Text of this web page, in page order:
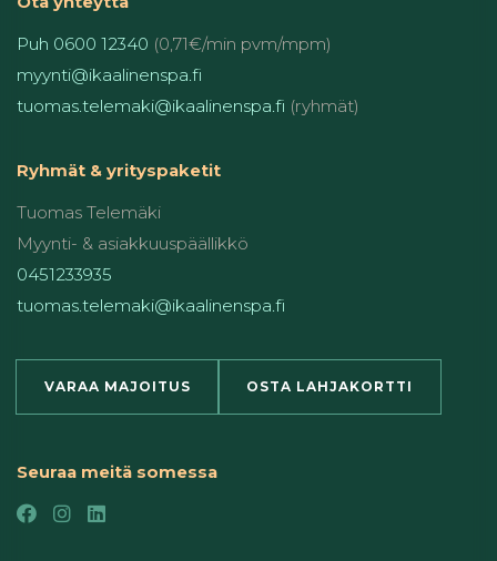
Puh 0600 12340 (0,71€/min pvm/mpm)
myynti@ikaalinenspa.fi
tuomas.telemaki@ikaalinenspa.fi (ryhmät)
Ryhmät & yrityspaketit
Tuomas Telemäki
Myynti- & asiakkuuspäällikkö
0451233935
tuomas.telemaki@ikaalinenspa.fi
VARAA MAJOITUS OSTA LAHJAKORTTI
Seuraa meitä somessa